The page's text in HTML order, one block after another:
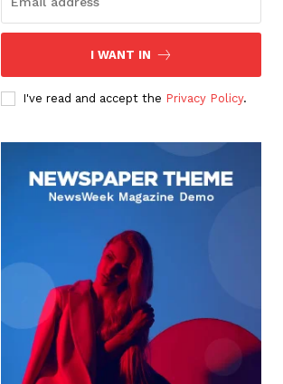
I WANT IN
I've read and accept the Privacy Policy.